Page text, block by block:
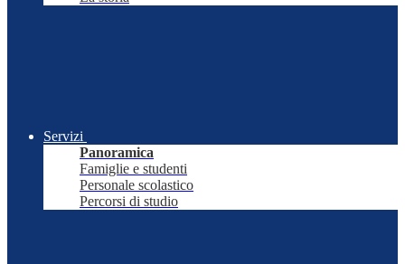
Servizi
Panoramica
Famiglie e studenti
Personale scolastico
Percorsi di studio